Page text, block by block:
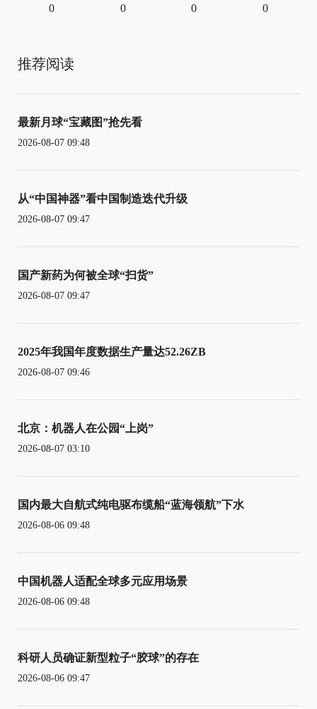
0 0 0 0
推荐阅读
最新月球“宝藏图”抢先看
2026-08-07 09:48
从“中国神器”看中国制造迭代升级
2026-08-07 09:47
国产新药为何被全球“扫货”
2026-08-07 09:47
2025年我国年度数据生产量达52.26ZB
2026-08-07 09:46
北京：机器人在公园“上岗”
2026-08-07 03:10
国内最大自航式纯电驱布缆船“蓝海领航”下水
2026-08-06 09:48
中国机器人适配全球多元应用场景
2026-08-06 09:48
科研人员确证新型粒子“胶球”的存在
2026-08-06 09:47